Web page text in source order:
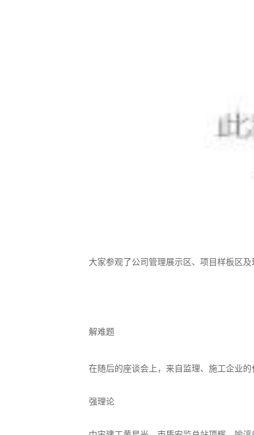
大家参观了公司管理展示区、项目样板区
解难题
在随后的座谈会上，来自监理、施工企业
强理论